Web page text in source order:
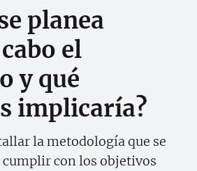
planea
el
y qué
implicaría?
la metodología que se
cumplir con los objetivos